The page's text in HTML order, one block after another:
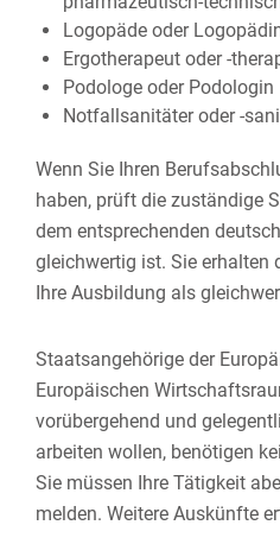
Logopäde oder
Ergotherapeut oder -
Podologe oder Podologin
Notfallsanitäter oder -
Wenn Sie Ihren
haben, prüft die zuständige
dem entsprechenden
gleichwertig ist. Sie erhalten
Ihre Ausbildung als
Staatsangehörige der
Europäischen
vorübergehend und
arbeiten wollen, benötigen
Sie müssen Ihre Tätigkeit
melden. Weitere Auskünfte